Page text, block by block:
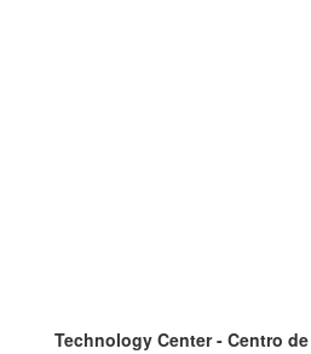
Technology Center - Centro